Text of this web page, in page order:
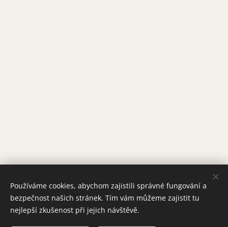
Používáme cookies, abychom zajistili správné fungování a
bezpečnost našich stránek. Tím vám můžeme zajistit tu
nejlepší zkušenost při jejich návštěvě.